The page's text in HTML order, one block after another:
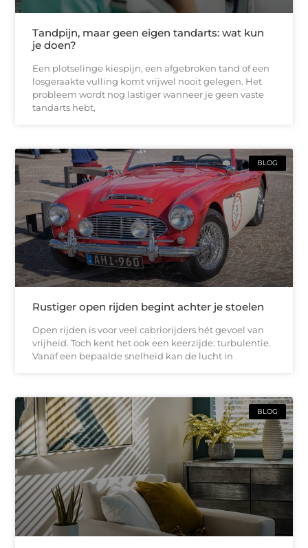
Tandpijn, maar geen eigen tandarts: wat kun
je doen?
Een plotselinge kiespijn, een afgebroken tand of een
losgeraakte vulling komt vrijwel nooit gelegen. Het
probleem wordt nog lastiger wanneer je geen vaste
tandarts hebt,
BLOG
Rustiger open rijden begint achter je stoelen
Open rijden is voor veel cabriorijders hét gevoel van
vrijheid. Toch kent het ook een keerzijde: turbulentie.
Vanaf een bepaalde snelheid kan de lucht in
BLOG